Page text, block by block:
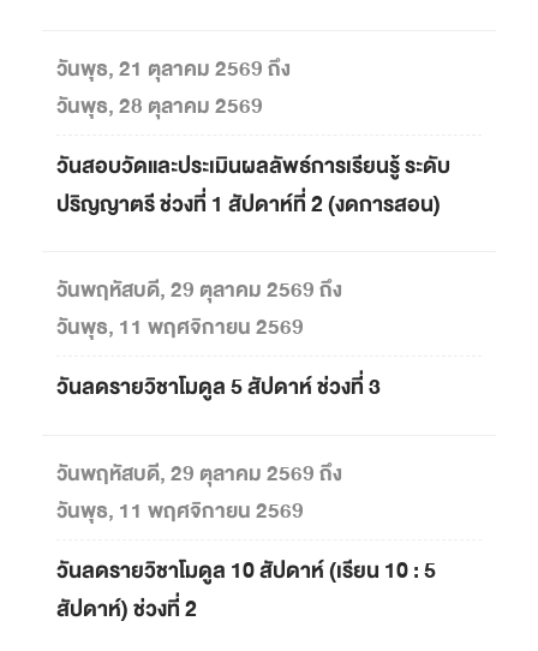
วันพุธ, 21 ตุลาคม 2569 ถึง
วันพุธ, 28 ตุลาคม 2569
วันสอบวัดและประเมินผลลัพธ์การเรียนรู้ ระดับ
ปริญญาตรี ช่วงที่ 1 สัปดาห์ที่ 2 (งดการสอน)
วันพฤหัสบดี, 29 ตุลาคม 2569 ถึง
วันพุธ, 11 พฤศจิกายน 2569
วันลดรายวิชาโมดูล 5 สัปดาห์ ช่วงที่ 3
วันพฤหัสบดี, 29 ตุลาคม 2569 ถึง
วันพุธ, 11 พฤศจิกายน 2569
วันลดรายวิชาโมดูล 10 สัปดาห์ (เรียน 10 : 5
สัปดาห์) ช่วงที่ 2